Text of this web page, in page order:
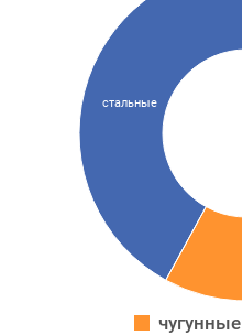
стальные
чугунные